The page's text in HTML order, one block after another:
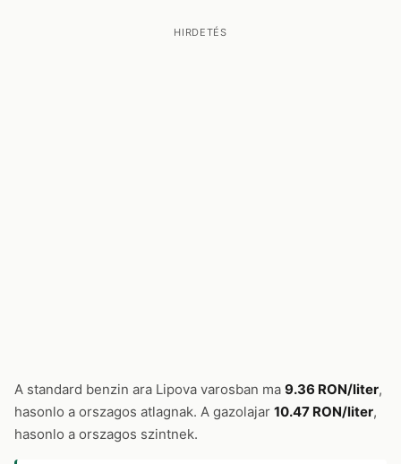
HIRDETÉS
A standard benzin ara Lipova varosban ma 9.36 RON/liter,
hasonlo a orszagos atlagnak. A gazolajar 10.47 RON/liter,
hasonlo a orszagos szintnek.